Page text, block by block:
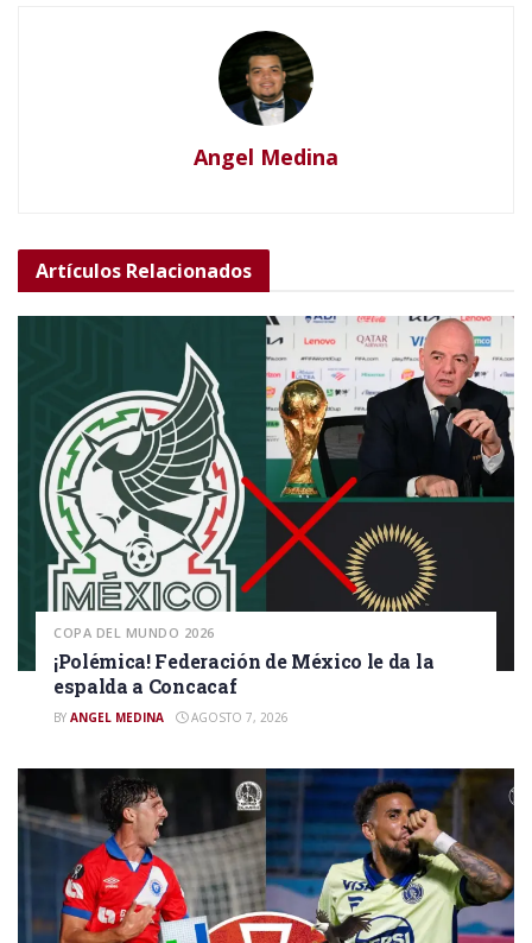
Angel Medina
Artículos Relacionados
COPA DEL MUNDO 2026
¡Polémica! Federación de México le da la
espalda a Concacaf
BY ANGEL MEDINA AGOSTO 7, 2026